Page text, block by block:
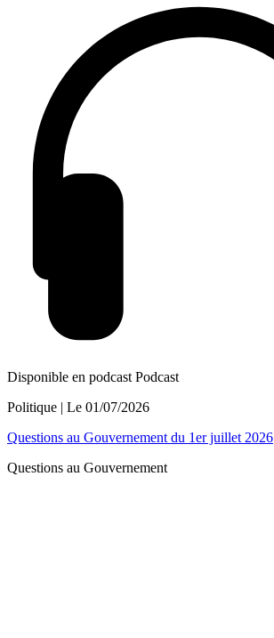
Disponible en podcast Podcast
Politique | Le 01/07/2026
Questions au Gouvernement du 1er juillet 2026
Questions au Gouvernement